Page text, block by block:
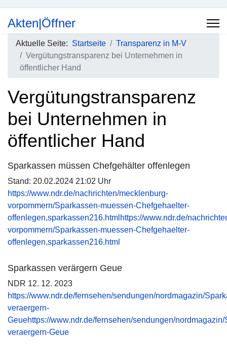
Akten|Öffner
Aktuelle Seite: Startseite
Transparenz in M-V
Vergütungstransparenz bei Unternehmen in
öffentlicher Hand
Vergütungstransparenz
bei Unternehmen in
öffentlicher Hand
Sparkassen müssen Chefgehälter offenlegen
Stand: 20.02.2024 21:02 Uhr
https://www.ndr.de/nachrichten/mecklenburg-
vorpommern/Sparkassen-muessen-Chefgehaelter-
offenlegen,sparkassen216.htmlhttps://www.ndr.de/
vorpommern/Sparkassen-muessen-Chefgehaelter-
offenlegen,sparkassen216.html
Sparkassen verärgern Geue
NDR 12. 12. 2023
https://www.ndr.de/fernsehen/sendungen/nordmagazin/
veraergern-
Geuehttps://www.ndr.de/fernsehen/sendungen/
veraergern-Geue